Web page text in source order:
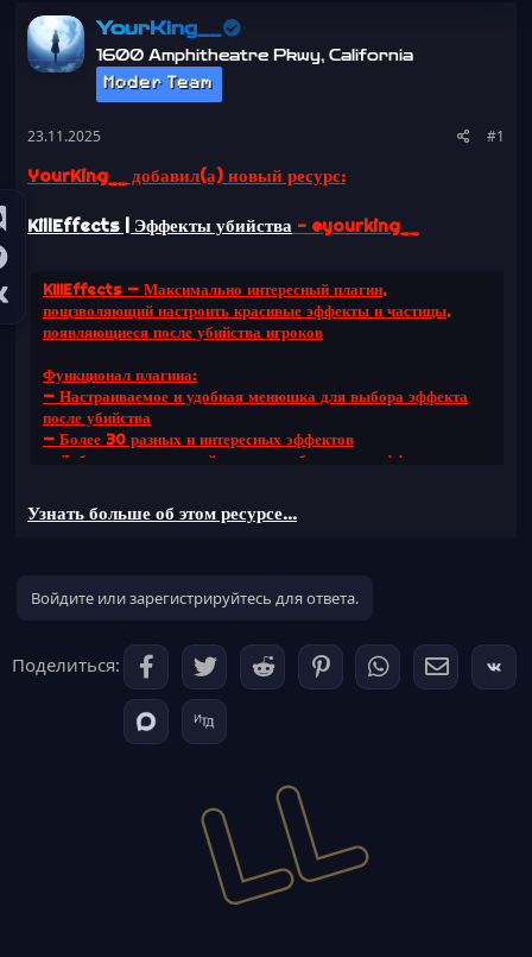
ы
а
YourKing__
1600 Amphitheatre Pkwy, California
Moder Team
23.11.2025 #1
YourKing__ добавил(а) новый ресурс:
KillEffects | Эффекты убийства - @yourking__
KillEffects — Максимально интересный плагин,
пощзволяющий настроить красивые эффекты и частицы,
появляющиеся после убийства игроков
Функционал плагина:
— Настраиваемое и удобная менюшка для выбора эффекта
после убийства
— Более 30 разных и интересных эффектов
— Добавление и настройка своих собственных эффектов
Узнать больше об этом ресурсе...
Войдите или зарегистрируйтесь для ответа.
Поделиться: